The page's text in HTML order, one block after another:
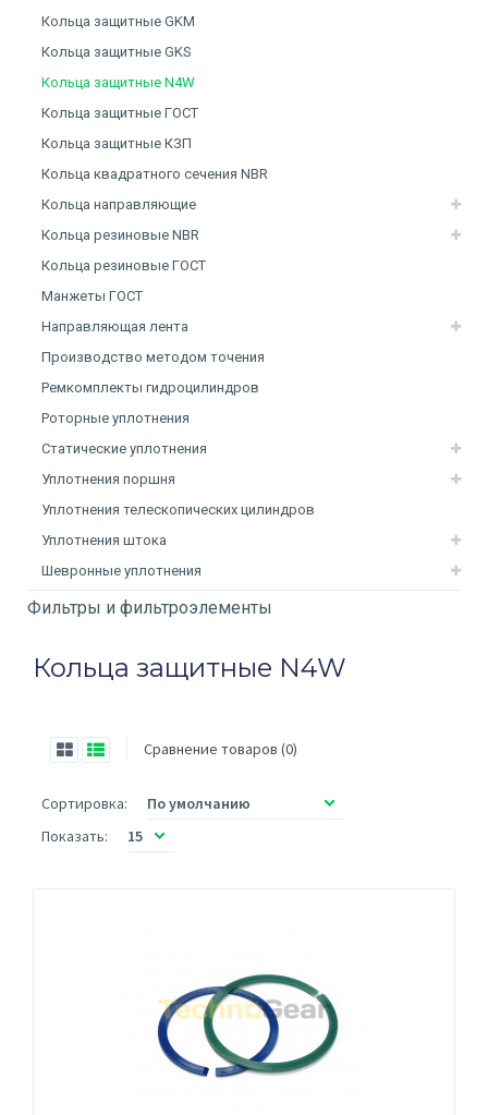
Кольца защитные GKM
Кольца защитные GKS
Кольца защитные N4W
Кольца защитные ГОСТ
Кольца защитные КЗП
Кольца квадратного сечения NBR
Кольца направляющие
Кольца резиновые NBR
Кольца резиновые ГОСТ
Манжеты ГОСТ
Направляющая лента
Производство методом точения
Ремкомплекты гидроцилиндров
Роторные уплотнения
Статические уплотнения
Уплотнения поршня
Уплотнения телескопических цилиндров
Уплотнения штока
Шевронные уплотнения
Фильтры и фильтроэлементы
Кольца защитные N4W
Сравнение товаров (0)
Сортировка:
Показать: